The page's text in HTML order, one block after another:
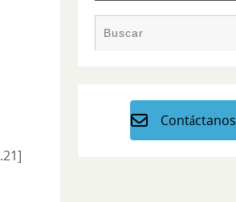
Contáctanos